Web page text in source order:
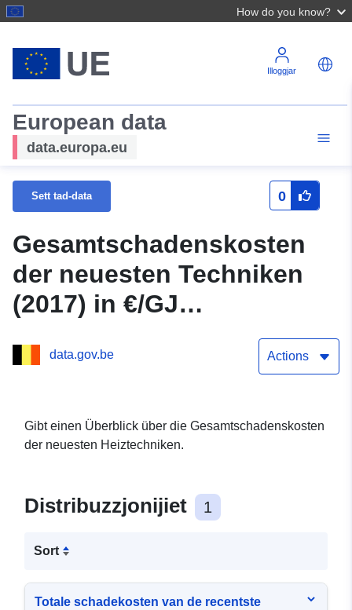
How do you know?
Illoggjar
European data
data.europa.eu
Sett tad-data 0
Gesamtschadenskosten
der neuesten Techniken
(2017) in €/GJ
Wärmebereitstellung
data.gov.be Actions
Gibt einen Überblick über die Gesamtschadenskosten
der neuesten Heiztechniken.
Distribuzzjonijiet 1
Sort
Totale schadekosten van de recentste